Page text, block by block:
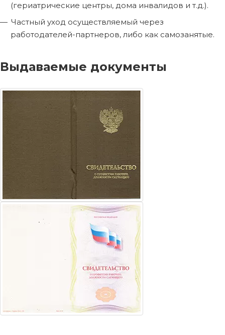
(гериатрические центры, дома инвалидов и т.д.).
Частный уход осуществляемый через
работодателей-партнеров, либо как самозанятые.
Выдаваемые документы